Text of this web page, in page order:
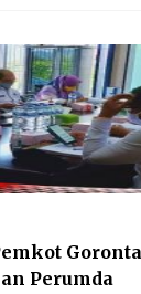
Perumda